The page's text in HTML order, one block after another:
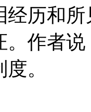
经历和
。作者
。